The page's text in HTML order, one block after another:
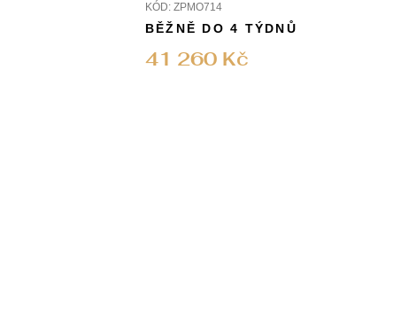
KÓD: ZPMO714
41 260 Kč
BĚŽNĚ DO 4 TÝDNŮ